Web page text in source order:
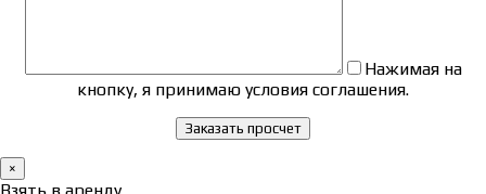
Нажимая на
кнопку, я принимаю условия соглашения.
×